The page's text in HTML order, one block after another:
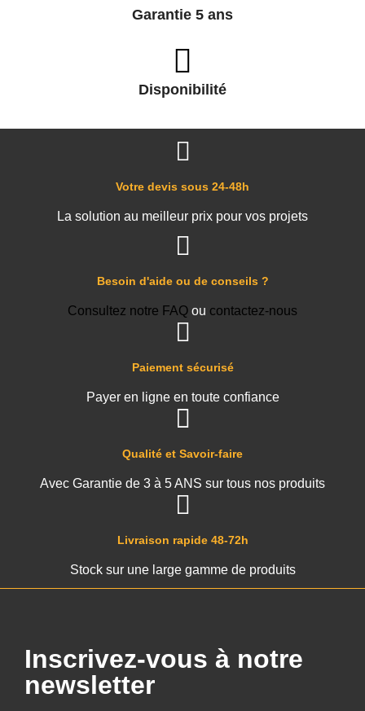
Garantie 5 ans
Disponibilité
Livraison rapide 48-72h
Stock sur une large gamme de produits
Qualité et Savoir-faire
Avec Garantie de 3 à 5 ANS sur tous nos produits
Paiement sécurisé
Payer en ligne en toute confiance
Besoin d'aide ou de conseils ?
Consultez notre FAQ ou contactez-nous
Votre devis sous 24-48h
La solution au meilleur prix pour vos projets
Inscrivez-vous à notre
newsletter